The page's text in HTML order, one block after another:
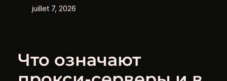
juillet 7, 2026
Что означают